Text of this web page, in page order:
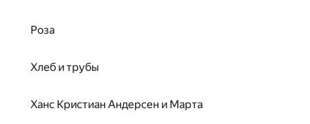
Роза
Хлеб и трубы
Ханс Кристиан Андерсен и Марта